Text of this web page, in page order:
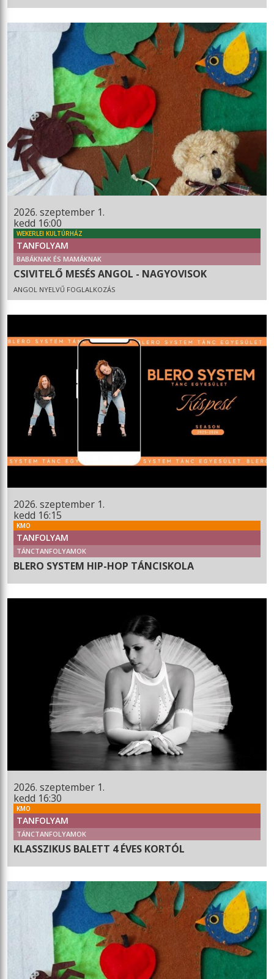
2026. szeptember 1.
kedd 16:00
WEKERLEI KULTÚRHÁZ
TANFOLYAM
BABÁKNAK ÉS MAMÁKNAK
CSIVITELŐ MESÉS ANGOL - NAGYOVISOK
ANGOL NYELVŰ FOGLALKOZÁS
2026. szeptember 1.
kedd 16:15
KMO
TANFOLYAM
TÁNCTANFOLYAMOK
BLERO SYSTEM HIP-HOP TÁNCISKOLA
2026. szeptember 1.
kedd 16:30
KMO
TANFOLYAM
TÁNCTANFOLYAMOK
KLASSZIKUS BALETT 4 ÉVES KORTÓL